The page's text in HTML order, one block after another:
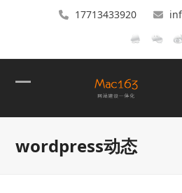
17713433920
mobile
menu
mobile
menu
wordpress动态